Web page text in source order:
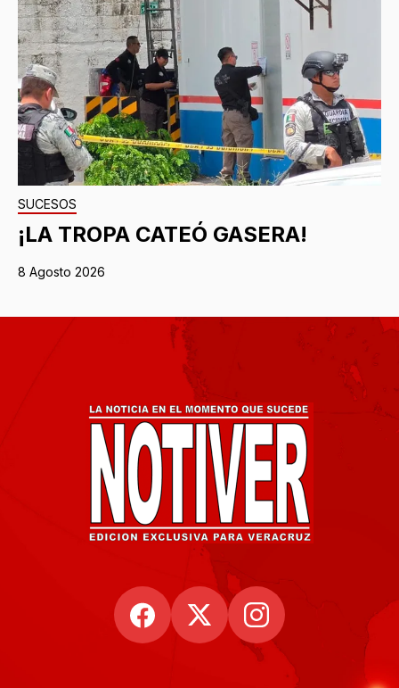
SUCESOS
¡LA TROPA CATEÓ GASERA!
8 Agosto 2026